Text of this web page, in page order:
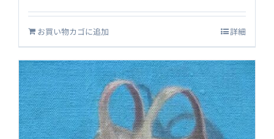
お買い物カゴに追加 詳細